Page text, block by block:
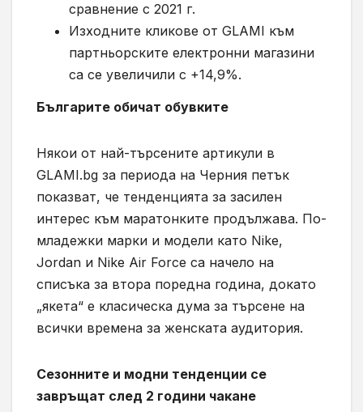
сравнение с 2021 г.
Изходните кликове от GLAMI към
партньорските електронни магазини
са се увеличили с +14,9%.
Българите обичат обувките
Някои от най-търсените артикули в
GLAMI.bg за периода на Черния петък
показват, че тенденцията за засилен
интерес към маратонките продължава. По-
младежки марки и модели като Nike,
Jordan и Nike Air Force са начело на
списъка за втора поредна година, докато
„якета“ е класическа дума за търсене на
всички времена за женската аудитория.
Сезонните и модни тенденции се
завръщат след 2 години чакане